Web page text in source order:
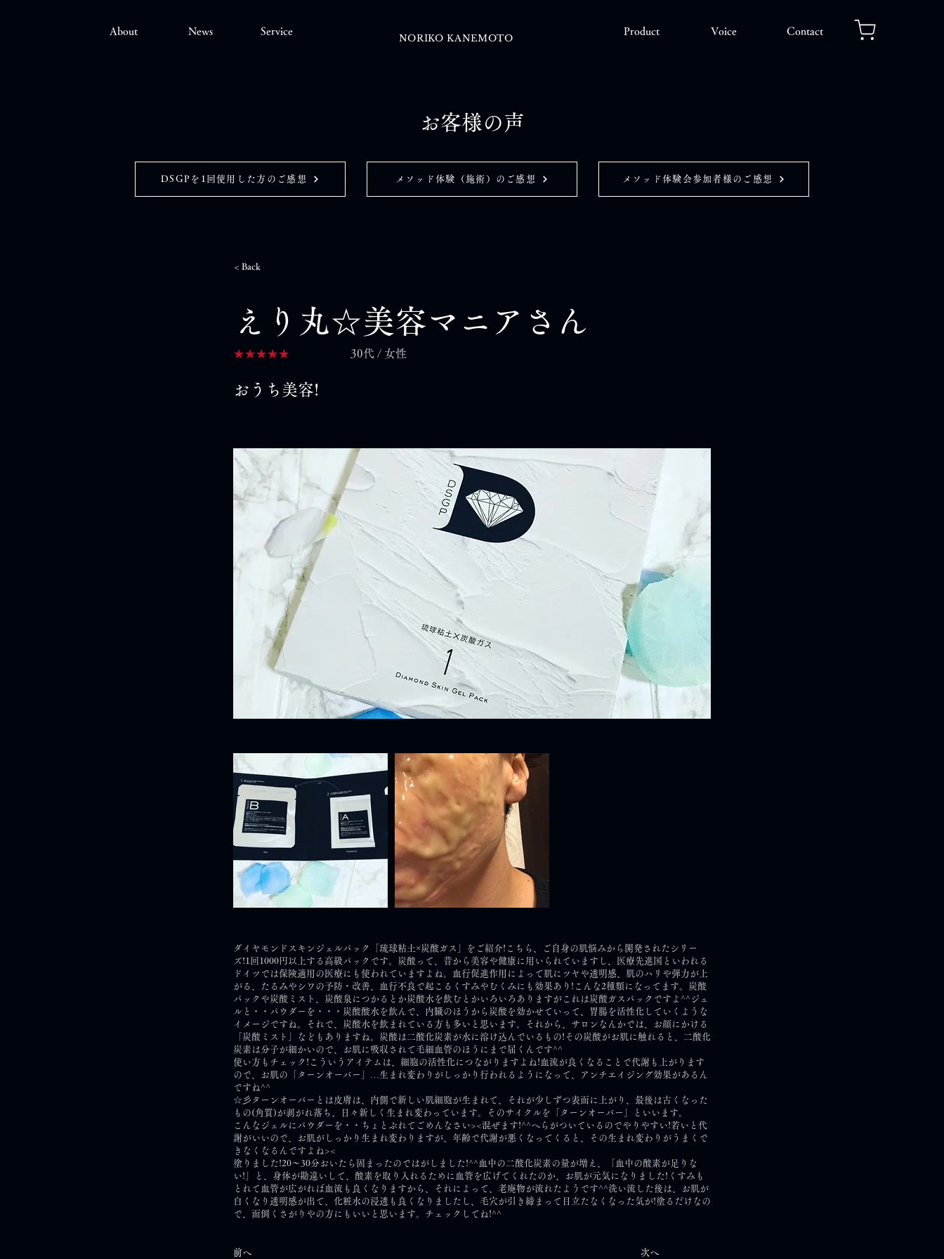
About News Service
NORIKO KANEMOTO
Product Voice Contact
お客様の声
DSGPを1回使用した方のご感想 メソッド体験（施術）のご感想 メソッド体験会参加者様のご感想
< Back
えり丸☆美容マニアさん
★★★★★ 30代 / 女性
おうち美容!
ダイヤモンドスキンジェルパック「琉球粘土×炭酸ガス」をご紹介!こちら、ご自身の肌悩みから開発されたシリー
ズ!1回1000円以上する高級パックです。炭酸って、昔から美容や健康に用いられていますし、医療先進国といわれる
ドイツでは保険適用の医療にも使われていますよね。血行促進作用によって肌にツヤや透明感、肌のハリや弾力が上
がる、たるみやシワの予防・改善、血行不良で起こるくすみやむくみにも効果あり!こんな2種類になってます。炭酸
パックや炭酸ミスト、炭酸泉につかるとか炭酸水を飲むとかいろいろありますがこれは炭酸ガスパックですよ^^ジェ
ルと・・パウダーを・・・炭酸酸水を飲んで、内臓のほうから炭酸を効かせていって、胃腸を活性化していくような
イメージですね。それで、炭酸水を飲まれている方も多いと思います。それから、サロンなんかでは、お顔にかける
「炭酸ミスト」などもありますね。炭酸は二酸化炭素が水に溶け込んでいるもの!その炭酸がお肌に触れると、二酸化
炭素は分子が細かいので、お肌に吸収されて毛細血管のほうにまで届くんです^^
使い方もチェック!こういうアイテムは、細胞の活性化につながりますよね!血流が良くなることで代謝も上がります
ので、お肌の「ターンオーバー」…生まれ変わりがしっかり行われるようになって、アンチエイジング効果があるん
ですね^^
☆彡ターンオーバーとは皮膚は、内側で新しい肌細胞が生まれて、それが少しずつ表面に上がり、最後は古くなった
もの(角質)が剥がれ落ち、日々新しく生まれ変わっています。そのサイクルを「ターンオーバー」といいます。
こんなジェルにパウダーを・・ちょとぶれてごめんなさい><混ぜます!^^へらがついているのでやりやすい!若いと代
謝がいいので、お肌がしっかり生まれ変わりますが、年齢で代謝が悪くなってくると、その生まれ変わりがうまくで
きなくなるんですよね><
塗りました!20～30分おいたら固まったのではがしました!^^血中の二酸化炭素の量が増え、「血中の酸素が足りな
い!」と、身体が勘違いして、酸素を取り入れるために血管を広げてくれたのか、お肌が元気になりました!くすみも
とれて血管が広がれば血流も良くなりますから、それによって、老廃物が流れたようです^^洗い流した後は、お肌が
白くなり透明感が出て、化粧水の浸透も良くなりましたし、毛穴が引き締まって目立たなくなった気が!塗るだけなの
で、面倒くさがりやの方にもいいと思います。チェックしてね!^^
前へ 次へ